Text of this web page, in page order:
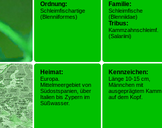
Ordnung:
Schleimfischartige
(Blenniiformes)
Familie:
Schleimfische
(Blenniidae)
Tribus:
Kammzahnschleimf.
(Salariini)
Heimat:
Europa.
Mittelmeergebiet von
Südostspanien, über
Italien bis Zypern im
Süßwasser.
Kennzeichen:
Länge 10-15 cm,
Männchen mit
ausgeprägtem Kamm
auf dem Kopf.